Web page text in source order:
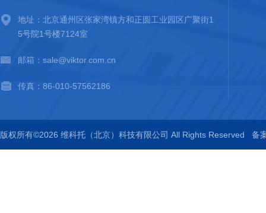
地址：北京通州区张家湾镇方和正圆工业园区广聚街1
5号院1号楼7124室
邮箱：sale@viktor.com.cn
传真：86-010-57562186
版权所有©2026 维科托（北京）科技有限公司 All Rights Reserved 备